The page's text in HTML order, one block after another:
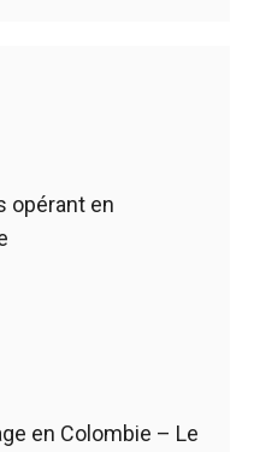
opérant en
en Colombie – Le